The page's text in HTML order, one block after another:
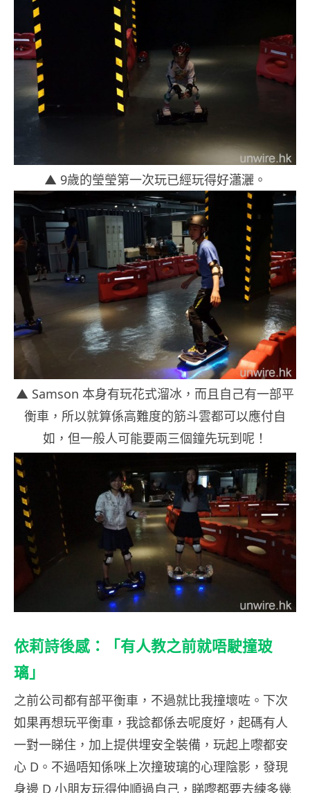
▲ 9歲的瑩瑩第一次玩已經玩得好瀟灑。
▲ Samson 本身有玩花式溜冰，而且自己有一部平
衡車，所以就算係高難度的筋斗雲都可以應付自
如，但一般人可能要兩三個鐘先玩到呢！
依莉詩後感：「有人教之前就唔駛撞玻
璃」
之前公司都有部平衡車，不過就比我撞壞咗。下次
如果再想玩平衡車，我諗都係去呢度好，起碼有人
一對一睇住，加上提供埋安全裝備，玩起上嚟都安
心 D。不過唔知係咪上次撞玻璃的心理陰影，發現
身邊 D 小朋友玩得仲順過自己，睇嚟都要去練多幾